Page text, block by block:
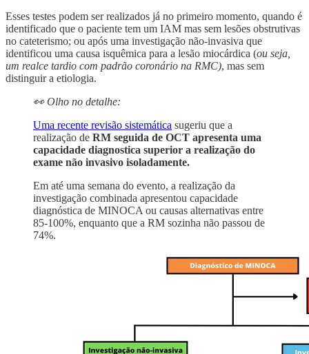
Esses testes podem ser realizados já no primeiro momento, quando é
identificado que o paciente tem um IAM mas sem lesões obstrutivas
no cateterismo; ou após uma investigação não-invasiva que
identificou uma causa isquêmica para a lesão miocárdica (ou seja,
um realce tardio com padrão coronário na RMC), mas sem
distinguir a etiologia.
👀 Olho no detalhe:
Uma recente revisão sistemática sugeriu que a
realização de RM seguida de OCT apresenta uma
capacidade diagnostica superior a realização do
exame não invasivo isoladamente.
Em até uma semana do evento, a realização da
investigação combinada apresentou capacidade
diagnóstica de MINOCA ou causas alternativas entre
85-100%, enquanto que a RM sozinha não passou de
74%.